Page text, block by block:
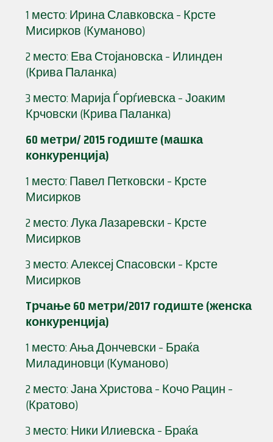
1 место: Ирина Славковска – Крсте
Мисирков (Куманово)
2 место: Ева Стојановска – Илинден
(Крива Паланка)
3 место: Марија Ѓорѓиевска – Јоаким
Крчовски (Крива Паланка)
60 метри/ 2015 годиште (машка
конкуренција)
1 место: Павел Петковски – Крсте
Мисирков
2 место: Лука Лазаревски – Крсте
Мисирков
3 место: Алексеј Спасовски – Крсте
Мисирков
Tрчање 60 метри/2017 годиште (женска
конкуренција)
1 место: Ања Дончевски – Браќа
Миладиновци (Куманово)
2 место: Јана Христова – Кочо Рацин –
(Кратово)
3 место: Ники Илиевска – Браќа